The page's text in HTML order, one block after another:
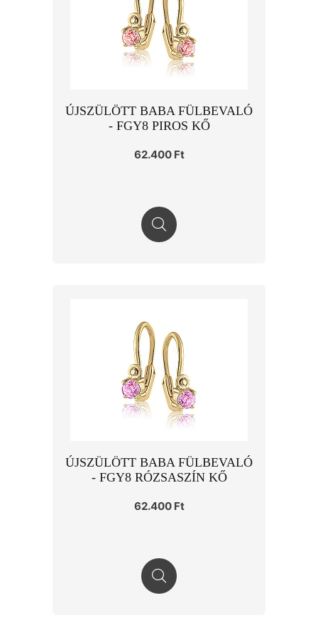
ÚJSZÜLÖTT BABA FÜLBEVALÓ
- FGY8 PIROS KŐ
62.400 Ft
ÚJSZÜLÖTT BABA FÜLBEVALÓ
- FGY8 RÓZSASZÍN KŐ
62.400 Ft